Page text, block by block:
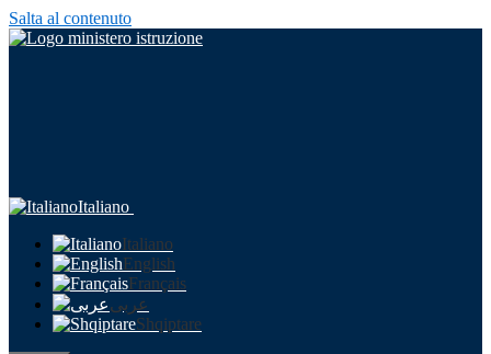
Salta al contenuto
Italiano
Italiano
English
Français
عربى
Shqiptare